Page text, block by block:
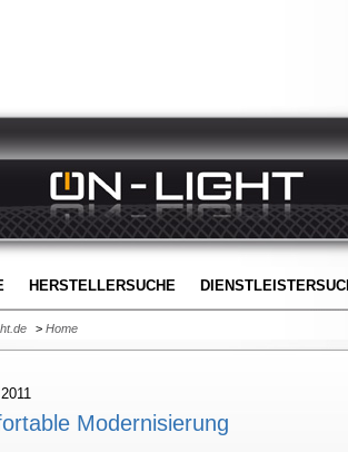
HERSTELLERSUCHE
> Home
Modernisierung